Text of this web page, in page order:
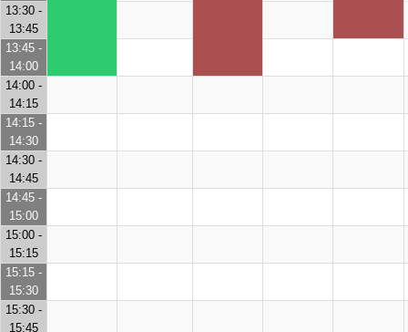
13:30 -
13:45
13:45 -
14:00
14:00 -
14:15
14:15 -
14:30
14:30 -
14:45
14:45 -
15:00
15:00 -
15:15
15:15 -
15:30
15:30 -
15:45